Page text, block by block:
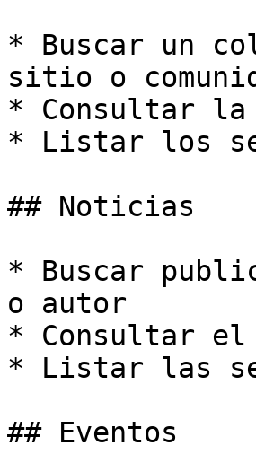
* Buscar un
sitio o
* Consultar la
* Listar los
## Noticias
* Buscar
o autor
* Consultar el
* Listar las
## Eventos